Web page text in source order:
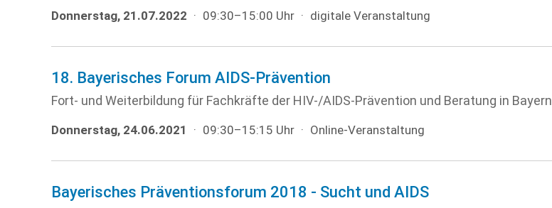
Donnerstag, 21.07.2022 · 09:30–15:00 Uhr · digitale Veranstaltung
18. Bayerisches Forum AIDS-Prävention
Fort- und Weiterbildung für Fachkräfte der HIV-/AIDS-Prävention und Beratung in Bayern
Donnerstag, 24.06.2021 · 09:30–15:15 Uhr · Online-Veranstaltung
Bayerisches Präventionsforum 2018 - Sucht und AIDS